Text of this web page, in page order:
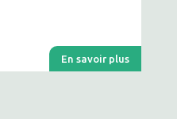
En savoir plus